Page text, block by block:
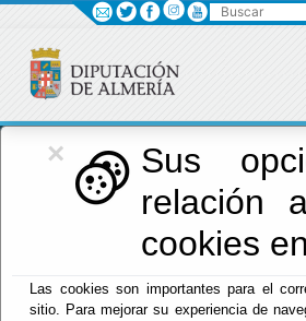
×
Sus
relación
cookies
Las cookies son importantes para el
sitio. Para mejorar su experiencia de
Diputación
Menú
DIRECTIVO ENERO 2025
Buscar